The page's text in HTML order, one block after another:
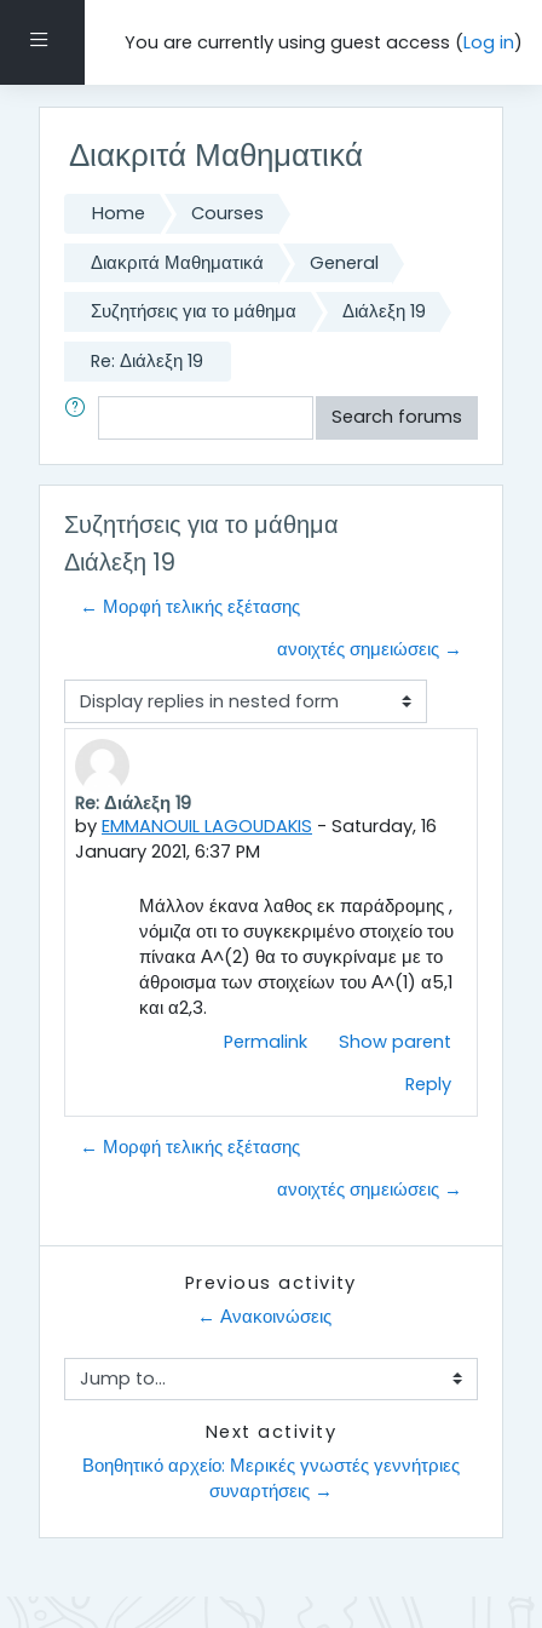
Side panelYou are currently using guest access (Log in)
Διακριτά Μαθηματικά
Home Courses
Διακριτά Μαθηματικά General
Συζητήσεις για το μάθημα Διάλεξη 19
Re: Διάλεξη 19
Search
Search forums
Συζητήσεις για το μάθημα
Διάλεξη 19
← Μορφή τελικής εξέτασης
ανοιχτές σημειώσεις →
Display mode
Re: Διάλεξη 19
by EMMANOUIL LAGOUDAKIS - Saturday, 16
January 2021, 6:37 PM
Number of replies: 0
Μάλλον έκανα λαθος εκ παράδρομης ,
νόμιζα οτι το συγκεκριμένο στοιχείο του
πίνακα Α^(2) θα το συγκρίναμε με το
άθροισμα των στοιχείων του Α^(1) α5,1
και α2,3.
Permalink
Show parent
Reply
← Μορφή τελικής εξέτασης
ανοιχτές σημειώσεις →
Previous activity
← Ανακοινώσεις
Jump to...
Next activity
συναρτήσεις →